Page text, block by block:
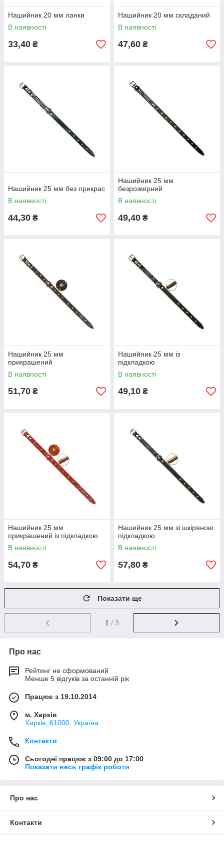
Нашийник 20 мм ланки
В наявності
33,40 ₴
Нашийник 20 мм складаний
В наявності
47,60 ₴
Нашийник 25 мм без прикрас
В наявності
44,30 ₴
Нашийник 25 мм
безрозмірний
В наявності
49,40 ₴
Нашийник 25 мм
прикрашений
В наявності
51,70 ₴
Нашийник 25 мм із
підкладкою
В наявності
49,10 ₴
Нашийник 25 мм
прикрашений із підкладкою
В наявності
54,70 ₴
Нашийник 25 мм зі шкіряною
підкладкою
В наявності
57,80 ₴
Показати ще
1 / 3
Про нас
Рейтинг не сформований
Менше 5 відгуків за останній рік
Працює з 19.10.2014
м. Харків
Харків, 61000, Україна
Контакти
Сьогодні працює з 09:00 до 17:00
Показати весь графік роботи
Про нас
Контакти